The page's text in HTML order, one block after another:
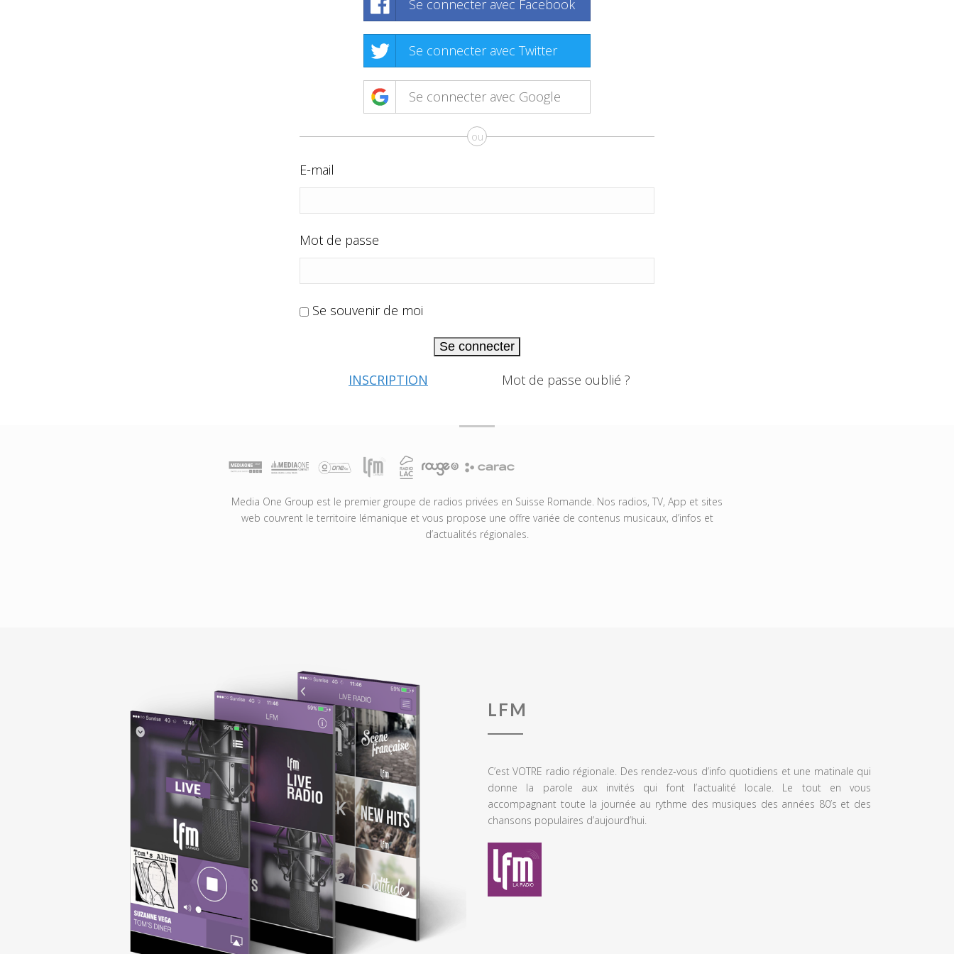
Se connecter avec Facebook
Se connecter avec Twitter
Se connecter avec Google
ou
E-mail
Mot de passe
Se souvenir de moi
Se connecter
INSCRIPTION Mot de passe oublié ?
Media One Group est le premier groupe de radios privées en Suisse Romande. Nos radios, TV, App et sites
web couvrent le territoire lémanique et vous propose une offre variée de contenus musicaux, d’infos et
d’actualités régionales.
LFM
C’est VOTRE radio régionale. Des rendez-vous d’info quotidiens et une matinale qui
donne la parole aux invités qui font l’actualité locale. Le tout en vous
accompagnant toute la journée au rythme des musiques des années 80’s et des
chansons populaires d’aujourd’hui.